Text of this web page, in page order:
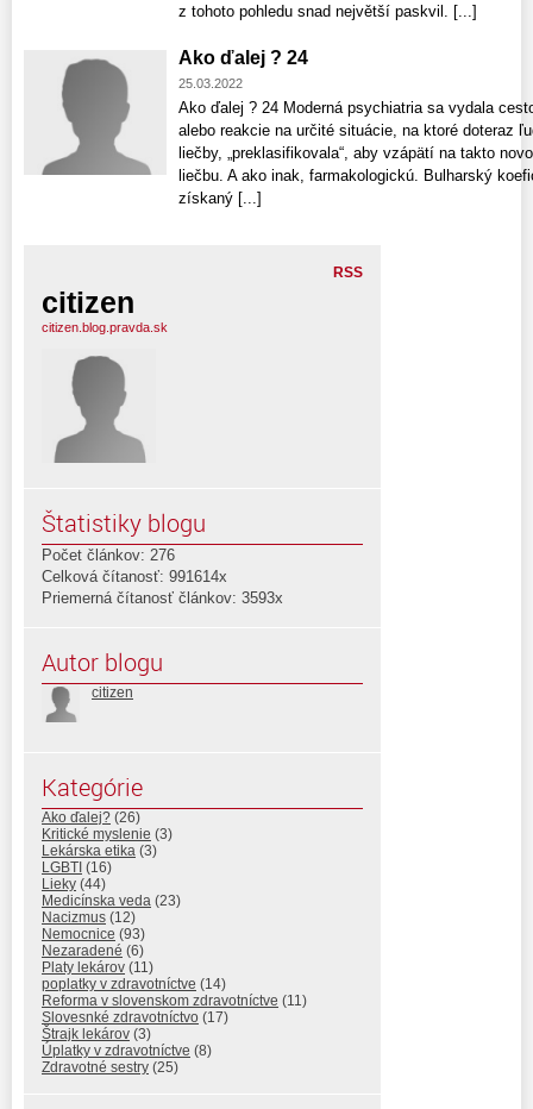
z tohoto pohledu snad největší paskvil. [...]
Ako ďalej ? 24
25.03.2022
Ako ďalej ? 24 Moderná psychiatria sa vydala
alebo reakcie na určité situácie, na ktoré doteraz
liečby, „preklasifikovala“, aby vzápätí na takto
liečbu. A ako inak, farmakologickú. Bulharský
získaný [...]
RSS
citizen
citizen.blog.pravda.sk
Štatistiky blogu
Počet článkov: 276
Celková čítanosť: 991614x
Priemerná čítanosť článkov: 3593x
Autor blogu
citizen
Kategórie
Ako ďalej? (26)
Kritické myslenie (3)
Lekárska etika (3)
LGBTI (16)
Lieky (44)
Medicínska veda (23)
Nacizmus (12)
Nemocnice (93)
Nezaradené (6)
Platy lekárov (11)
poplatky v zdravotníctve (14)
Reforma v slovenskom zdravotníctve (11)
Slovesnké zdravotníctvo (17)
Štrajk lekárov (3)
Úplatky v zdravotníctve (8)
Zdravotné sestry (25)